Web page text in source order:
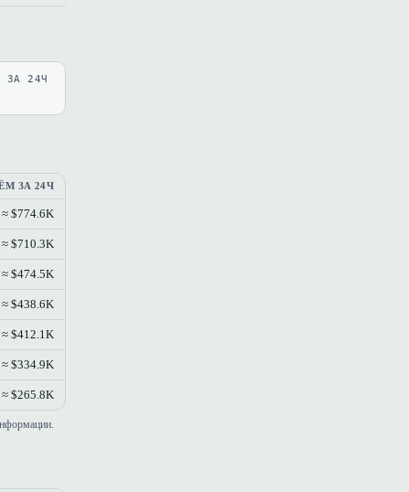
ЗА 24Ч
ЗА 24Ч
≈ $774.6K
≈ $710.3K
≈ $474.5K
≈ $438.6K
≈ $412.1K
≈ $334.9K
≈ $265.8K